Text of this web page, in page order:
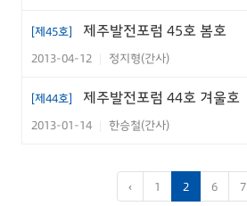
연구원소식(이하)
부록
부록
[제45호] 제주발전포럼 45호 봄호
2013-04-12 정지형(간사)
[제44호] 제주발전포럼 44호 겨울호
2013-01-14 한승철(간사)
‹ 1 2 6 7